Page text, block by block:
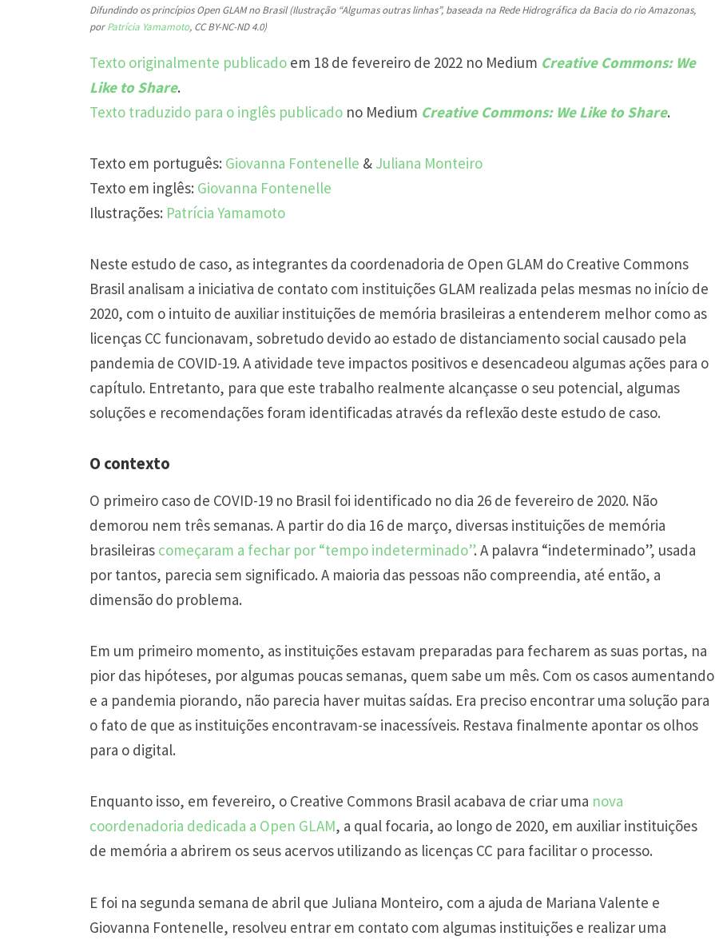
Difundindo os princípios Open GLAM no Brasil (Ilustração “Algumas outras linhas”, baseada na Rede Hidrográfica da Bacia do rio Amazonas,
porPatrícia Yamamoto, CC BY-NC-ND 4.0)
Texto originalmente publicado em 18 de fevereiro de 2022 no Medium Creative Commons: We
Like to Share.
Texto traduzido para o inglês publicado no Medium Creative Commons: We Like to Share.
Texto em português: Giovanna Fontenelle & Juliana Monteiro
Texto em inglês: Giovanna Fontenelle
Ilustrações: Patrícia Yamamoto
Neste estudo de caso, as integrantes da coordenadoria de Open GLAM do Creative Commons
Brasil analisam a iniciativa de contato com instituições GLAM realizada pelas mesmas no início de
2020, com o intuito de auxiliar instituições de memória brasileiras a entenderem melhor como as
licenças CC funcionavam, sobretudo devido ao estado de distanciamento social causado pela
pandemia de COVID-19. A atividade teve impactos positivos e desencadeou algumas ações para o
capítulo. Entretanto, para que este trabalho realmente alcançasse o seu potencial, algumas
soluções e recomendações foram identificadas através da reflexão deste estudo de caso.
O contexto
O primeiro caso de COVID-19 no Brasil foi identificado no dia 26 de fevereiro de 2020. Não
demorou nem três semanas. A partir do dia 16 de março, diversas instituições de memória
brasileiras começaram a fechar por “tempo indeterminado”. A palavra “indeterminado”, usada
por tantos, parecia sem significado. A maioria das pessoas não compreendia, até então, a
dimensão do problema.
Em um primeiro momento, as instituições estavam preparadas para fecharem as suas portas, na
pior das hipóteses, por algumas poucas semanas, quem sabe um mês. Com os casos aumentando
e a pandemia piorando, não parecia haver muitas saídas. Era preciso encontrar uma solução para
o fato de que as instituições encontravam-se inacessíveis. Restava finalmente apontar os olhos
para o digital.
Enquanto isso, em fevereiro, o Creative Commons Brasil acabava de criar uma nova
coordenadoria dedicada a Open GLAM, a qual focaria, ao longo de 2020, em auxiliar instituições
de memória a abrirem os seus acervos utilizando as licenças CC para facilitar o processo.
E foi na segunda semana de abril que Juliana Monteiro, com a ajuda de Mariana Valente e
Giovanna Fontenelle, resolveu entrar em contato com algumas instituições e realizar uma